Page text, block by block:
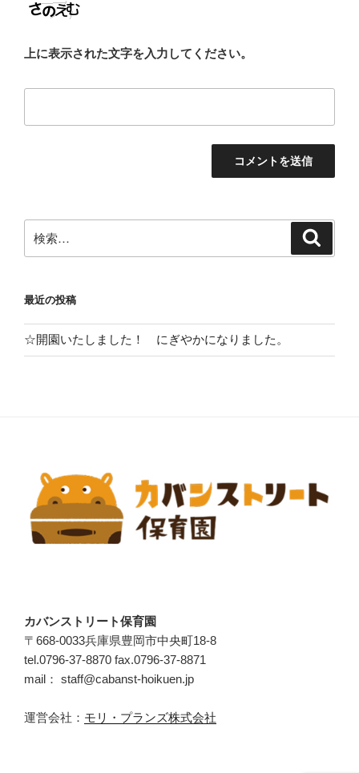
上に表示された文字を入力してください。
索:
最近の投稿
☆開園いたしました！ にぎやかになりました。
カバンストリート保育園
〒668-0033兵庫県豊岡市中央町18-8
tel.0796-37-8870 fax.0796-37-8871
mail： staff@cabanst-hoikuen.jp
運営会社： モリ・プランズ株式会社